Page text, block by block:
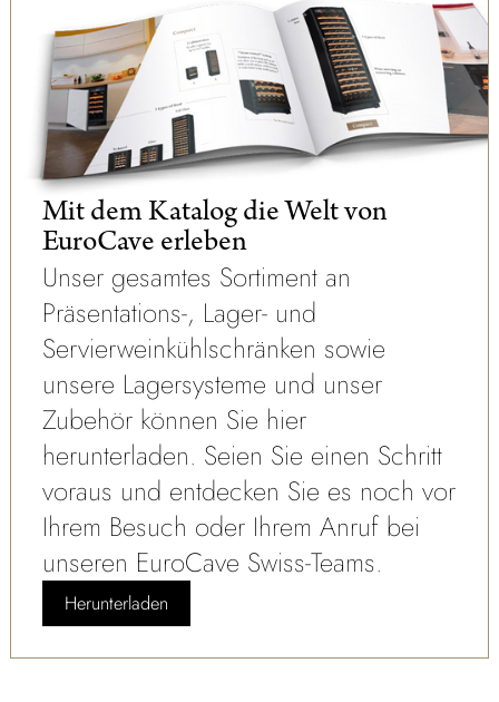
Mit dem Katalog die Welt von
EuroCave erleben
Unser gesamtes Sortiment an
Präsentations-, Lager- und
Servierweinkühlschränken sowie
unsere Lagersysteme und unser
Zubehör können Sie hier
herunterladen. Seien Sie einen Schritt
voraus und entdecken Sie es noch vor
Ihrem Besuch oder Ihrem Anruf bei
unseren EuroCave Swiss-Teams.
Herunterladen